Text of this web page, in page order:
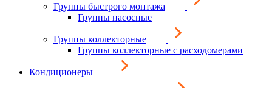
Группы быстрого монтажа
Группы насосные
Группы коллекторные
Группы коллекторные с расходомерами
Кондиционеры